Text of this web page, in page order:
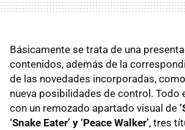
Básicamente se trata de una
contenidos, además de la
de las novedades incorporadas,
nueva posibilidades de control. Todo
con un remozado apartado visual de
‘Snake Eater’ y ‘Peace Walker’, tres